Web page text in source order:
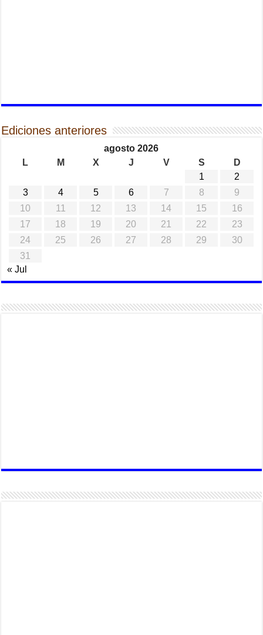
Ediciones anteriores
agosto 2026
L
M X J V S
D
1
2
3
4 5 6 7 8
9
10
11 12 13 14 15
16
17
18 19 20 21 22
23
24
25 26 27 28 29
30
31
« Jul